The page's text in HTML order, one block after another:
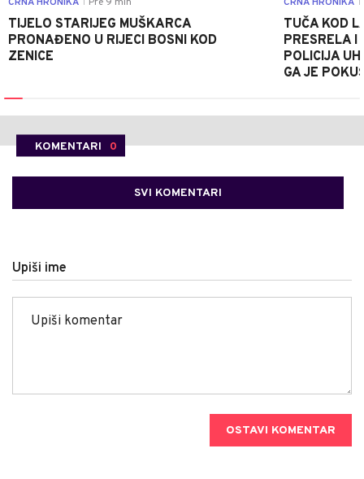
CRNA HRONIKA Pre 9 min
TIJELO STARIJEG MUŠKARCA
PRONAĐENO U RIJECI BOSNI KOD
ZENICE
CRNA HRONIKA
TUČA KOD
PRESRELA I
POLICIJA
GA JE
KOMENTARI 0
SVI KOMENTARI
Upiši ime
OSTAVI KOMENTAR